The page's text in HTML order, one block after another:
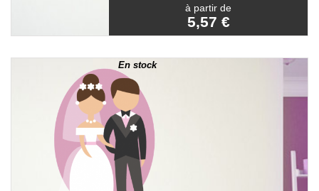
à partir de
5,57 €
En stock